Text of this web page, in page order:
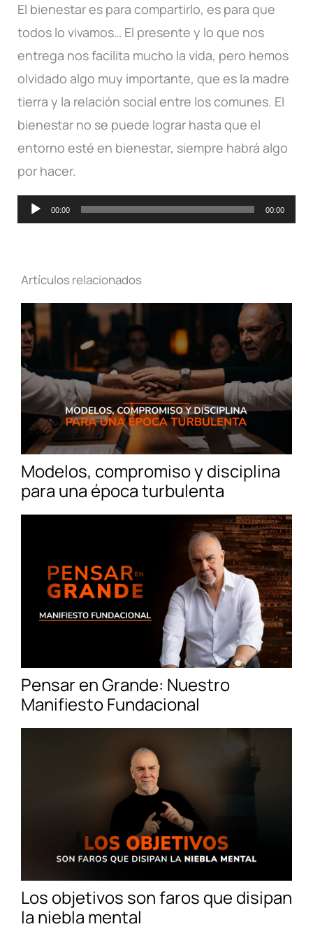
El bienestar es para compartirlo, es para que
todos lo vivamos… El presente y lo que nos
entrega nos facilita mucho la vida, pero hemos
olvidado algo muy importante, que es la madre
tierra y la relación social entre los comunes. El
bienestar no se puede lograr hasta que el
entorno esté en bienestar, siempre habrá algo
por hacer.
Reproductor
de
00:00 00:00
Artículos relacionados
Modelos, compromiso y disciplina
para una época turbulenta
Pensar en Grande: Nuestro
Manifiesto Fundacional
Los objetivos son faros que disipan
la niebla mental